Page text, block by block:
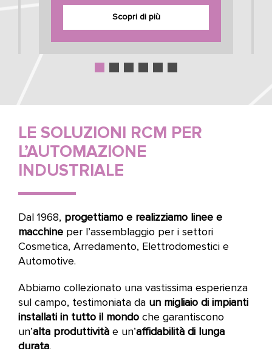
Scopri di più
LE SOLUZIONI RCM PER
L’AUTOMAZIONE
INDUSTRIALE
Dal 1968, progettiamo e realizziamo linee e
macchineper l’assemblaggio per i settori
Cosmetica, Arredamento, Elettrodomestici e
Automotive.
Abbiamo collezionato una vastissima esperienza
sul campo, testimoniata da un migliaio di impianti
installati in tutto il mondoche garantiscono
un’alta produttivitàe un’affidabilità di lunga
durata.